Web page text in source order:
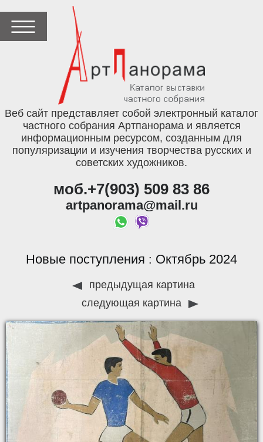
Веб сайт представляет собой электронный каталог
частного собрания Артпанорама и является
информационным ресурсом, созданным для
популяризации и изучения творчества русских и
советских художников.
моб.+7(903) 509 83 86
artpanorama@mail.ru
Новые поступления : Октябрь 2024
предыдущая картина
следующая картина